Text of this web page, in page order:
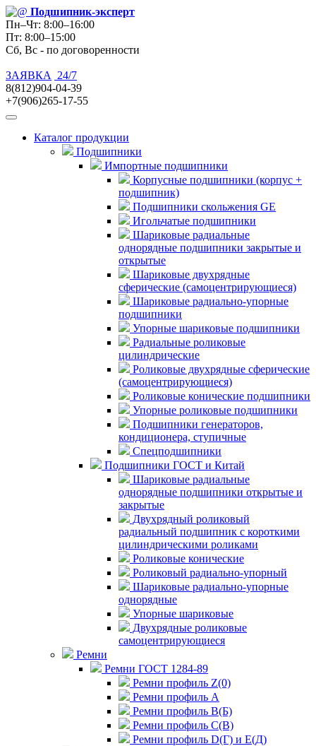
Подшипник-эксперт
Пн–Чт: 8:00–16:00
Пт: 8:00–15:00
Сб, Вс - по договоренности
ЗАЯВКА
24/7
8(812)904-04-39
+7(906)265-17-55
Каталог продукции
Подшипники
Импортные подшипники
Корпусные подшипники (корпус +
подшипник)
Подшипники скольжения GE
Игольчатые подшипники
Шариковые радиальные
однорядные подшипники закрытые и
открытые
Шариковые двухрядные
сферические (самоцентрирующиеся)
Шариковые радиально-упорные
подшипники
Упорные шариковые подшипники
Радиальные роликовые
цилиндрические
Роликовые двухрядные сферические
(самоцентрирующиеся)
Роликовые конические подшипники
Упорные роликовые подшипники
Подшипники генераторов,
кондиционера, ступичные
Спецподшипники
Подшипники ГОСТ и Китай
Шариковые радиальные
однорядные подшипники открытые и
закрытые
Двухрядный роликовый
радиальный подшипник с короткими
цилиндрическими роликами
Роликовые конические
Роликовый радиально-упорный
Шариковые радиально-упорные
однорядные
Упорные шариковые
Двухрядные роликовые
самоцентрирующиеся
Ремни
Ремни ГОСТ 1284-89
Ремни профиль Z(0)
Ремни профиль А
Ремни профиль В(Б)
Ремни профиль С(В)
Ремни профиль D(Г) и E(Д)